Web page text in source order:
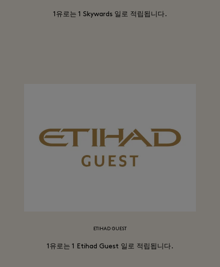
1유로는 1 Skywards 일로 적립됩니다.
ETIHAD GUEST
1유로는 1 Etihad Guest 일로 적립됩니다.